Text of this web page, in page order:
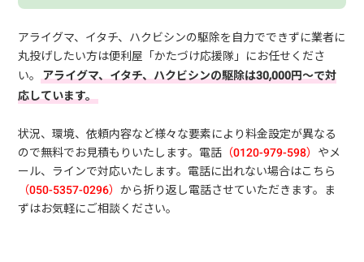
アライグマ、イタチ、ハクビシンの駆除を自力でできずに業者に
丸投げしたい方は便利屋「かたづけ応援隊」にお任せくださ
い。アライグマ、イタチ、ハクビシンの駆除は30,000円～で対
応しています。
状況、環境、依頼内容など様々な要素により料金設定が異なる
ので無料でお見積もりいたします。電話 （0120-979-598） やメ
ール、ラインで対応いたします。電話に出れない場合はこちら
（050-5357-0296）から折り返し電話させていただきます。ま
ずはお気軽にご相談ください。